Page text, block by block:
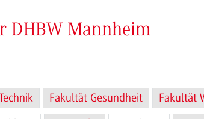
DHBW Mannheim
Fakultät Gesundheit Fakultät